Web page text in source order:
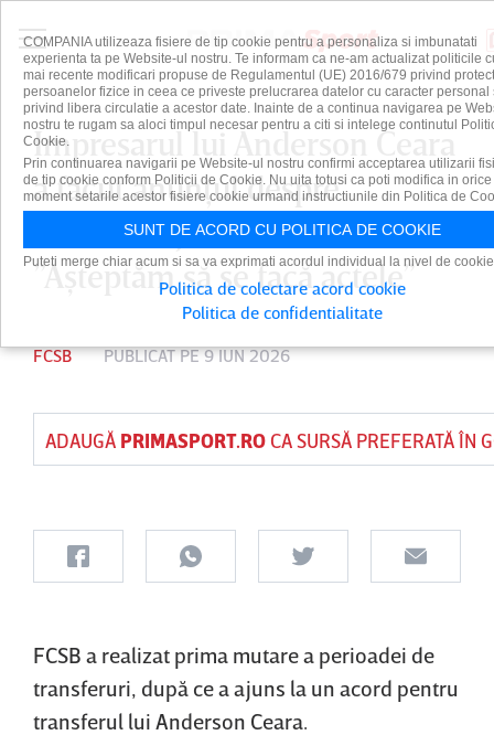
Impresarul lui Anderson Ceara
a făcut anunţul despre
transferul jucătorului la FCSB:
”Aşteptăm să se facă actele”
FCSB PUBLICAT PE 9 IUN 2026
ADAUGĂ PRIMASPORT.ROCA SURSĂ PREFERATĂ ÎN
FCSB a realizat prima mutare a perioadei de
transferuri, după ce a ajuns la un acord pentru
transferul lui Anderson Ceara.
COMPANIA utilizeaza fisiere de tip cookie pentru a personaliza si imbunatati
experienta ta pe Website-ul nostru. Te informam ca ne-am actualizat politicile
mai recente modificari propuse de Regulamentul (UE) 2016/679 privind
persoanelor fizice in ceea ce priveste prelucrarea datelor cu caracter personal
privind libera circulatie a acestor date. Inainte de a continua navigarea pe
nostru te rugam sa aloci timpul necesar pentru a citi si intelege continutul
Cookie.
Prin continuarea navigarii pe Website-ul nostru confirmi acceptarea utilizarii
de tip cookie conform Politicii de Cookie. Nu uita totusi ca poti modifica in orice
moment setarile acestor fisiere cookie urmand instructiunile din Politica de
SUNT DE ACORD CU POLITICA DE COOKIE
Puteti merge chiar acum si sa va exprimati acordul individual la nivel de
Politica de colectare acord cookie
Politica de confidentialitate